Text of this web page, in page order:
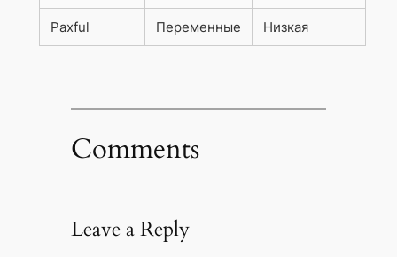
Paxful Переменные Низкая
Comments
Leave a Reply